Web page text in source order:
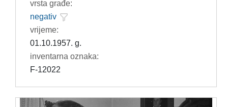
vrsta građe:
negativ
vrijeme:
01.10.1957. g.
inventarna oznaka:
F-12022